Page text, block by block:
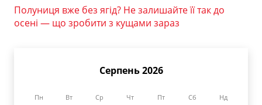
Полуниця вже без ягід? Не залишайте її так до
осені — що зробити з кущами зараз
Серпень 2026
Пн Вт Ср Чт Пт Сб Нд